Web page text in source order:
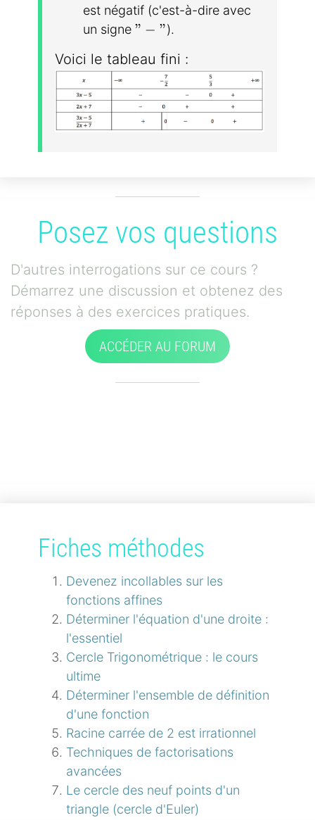
est négatif (c'est-à-dire avec
un signe "-"
" − ").
Voici le tableau fini :
Posez vos questions
D'autres interrogations sur ce cours ?
Démarrez une discussion et obtenez des
réponses à des exercices pratiques.
ACCÉDER AU FORUM
Fiches méthodes
Devenez incollables sur les
fonctions affines
Déterminer l'équation d'une droite :
l'essentiel
Cercle Trigonométrique : le cours
ultime
Déterminer l'ensemble de définition
d'une fonction
Racine carrée de 2 est irrationnel
Techniques de factorisations
avancées
Le cercle des neuf points d'un
triangle (cercle d'Euler)